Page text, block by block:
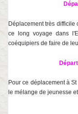
Déplacement très
ce long voyage dans
coéquipiers de faire de
Pour ce déplacement à
le mélange de jeunesse